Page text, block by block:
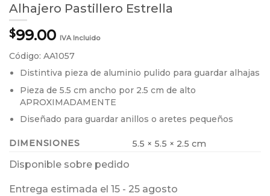
Alhajero Pastillero Estrella
$99.00 IVA Incluido
Código: AA1057
Distintiva pieza de aluminio pulido para guardar alhajas
Pieza de 5.5 cm ancho por 2.5 cm de alto
APROXIMADAMENTE
Diseñado para guardar anillos o aretes pequeños
DIMENSIONES 5.5 × 5.5 × 2.5 cm
Disponible sobre pedido
Entrega estimada el 15 - 25 agosto